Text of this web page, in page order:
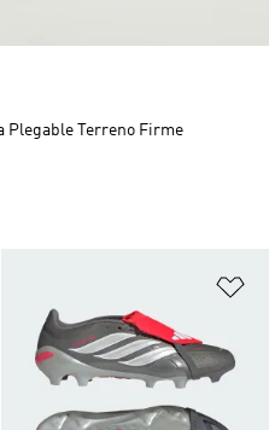
Plegable Terreno Firme